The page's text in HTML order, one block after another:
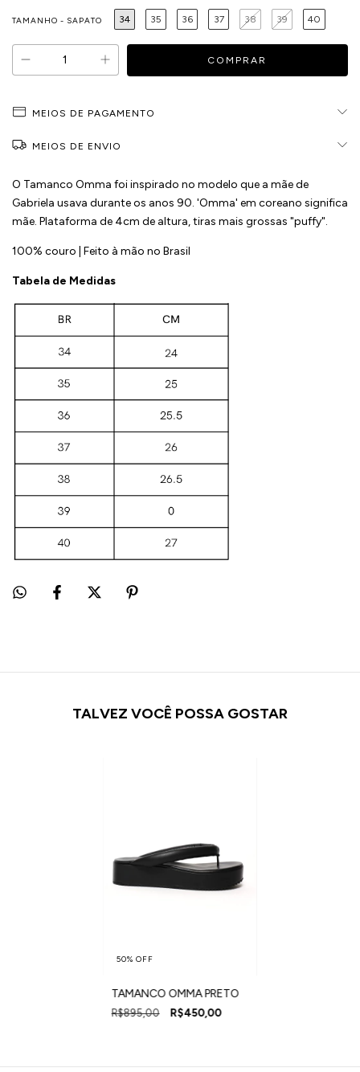
TAMANHO - SAPATO 34 35 36 37 38 39 40
MEIOS DE PAGAMENTO
MEIOS DE ENVIO
O Tamanco Omma foi inspirado no modelo que a mãe de
Gabriela usava durante os anos 90. 'Omma' em coreano significa
mãe. Plataforma de 4cm de altura, tiras mais grossas "puffy".
100% couro | Feito à mão no Brasil
Tabela de Medidas
TALVEZ VOCÊ POSSA GOSTAR
50% OFF
TAMANCO OMMA PRETO
R$895,00 R$450,00